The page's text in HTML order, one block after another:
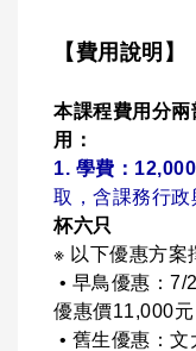
【費用說明】
本課程費用分
用：
1. 學費：
取，含課務行政
杯六只
※ 以下優惠方案
• 早鳥優惠：7/
優惠價11,000元
• 舊生優惠：文